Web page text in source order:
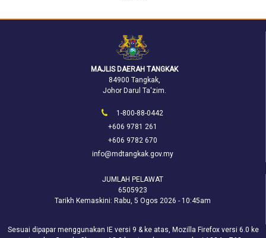
MAJLIS DAERAH TANGKAK
84900 Tangkak,
Johor Darul Ta'zim.
1-800-88-0442
+606 9781 261
+606 9782 670
info@mdtangkak.gov.my
JUMLAH PELAWAT
6505923
Tarikh Kemaskini: Rabu, 5 Ogos 2026 - 10:45am
Sesuai dipapar menggunakan IE versi 9 & ke atas, Mozilla Firefox versi 6.0 ke